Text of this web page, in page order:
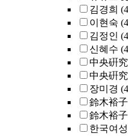
김경희
이현숙
김정인
신혜수
中央硏
中央硏
장미경
鈴木裕
鈴木裕子
한국여